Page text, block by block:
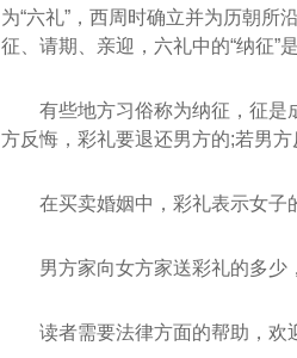
为“六礼”，西周时确立并为历朝所
征、请期、亲迎，六礼中的“纳征”
有些地方习俗称为纳征，征是
方反悔，彩礼要退还男方的;若男
在买卖婚姻中，彩礼表示女子
男方家向女方家送彩礼的多
读者需要法律方面的帮助，欢